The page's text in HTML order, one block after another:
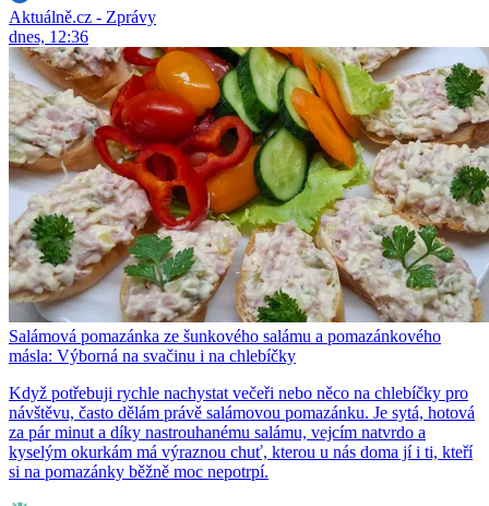
Aktuálně.cz - Zprávy
dnes, 12:36
Salámová pomazánka ze šunkového salámu a pomazánkového
másla: Výborná na svačinu i na chlebíčky
Když potřebuji rychle nachystat večeři nebo něco na chlebíčky pro
návštěvu, často dělám právě salámovou pomazánku. Je sytá, hotová
za pár minut a díky nastrouhanému salámu, vejcím natvrdo a
kyselým okurkám má výraznou chuť, kterou u nás doma jí i ti, kteří
si na pomazánky běžně moc nepotrpí.